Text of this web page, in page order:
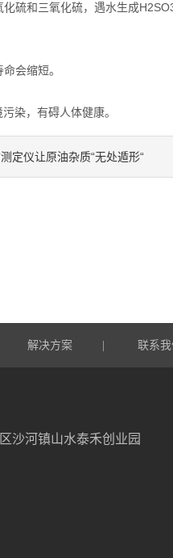
硫和三氧化硫，遇水生成
会缩短。
染，有碍人体健康。
定仪让原油杂质“无处遁形“
解决方案 联系我
沙河镇山水泰禾创业园